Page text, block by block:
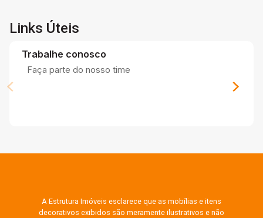
Links Úteis
Trabalhe conosco
Faça parte do nosso time
A Estrutura Imóveis esclarece que as mobílias e itens
decorativos exibidos são meramente ilustrativos e não